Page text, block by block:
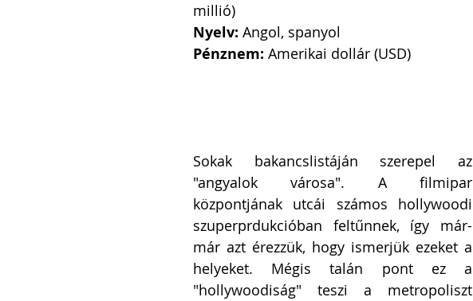
millió)
Nyelv: Angol, spanyol
Pénznem: Amerikai dollár (USD)
Sokak bakancslistáján szerepel az
"angyalok városa". A filmipar
központjának utcái számos hollywoodi
szuperprdukcióban feltűnnek, így már-
már azt érezzük, hogy ismerjük ezeket a
helyeket. Mégis talán pont ez a
"hollywoodiság" teszi a metropoliszt